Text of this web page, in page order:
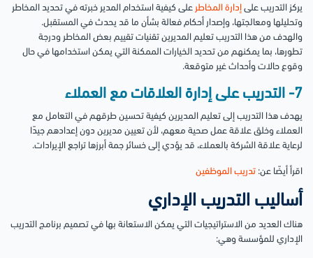
يركز التدريب على إدارة المخاطر على كيفية استخدام المدير خبرته في تحديد المخاطر
وتحليلها ومعالجتها، وإصدار أحكام فعالة بشأن ما قد يحدث في المستقبل.
والهدف من هذا التدريب تعليم المديرين تقنيات تقييم بعض المخاطر ودرجة
تطورها، بما يمكنهم من تحديد الخيارات الممكنة التي يمكن استخدامها في حال
وقوع حالات وأحداث غير متوقعة.
7- التدريب على إدارة العلاقات مع العملاء
يهدف هذا التدريب إلى تعليم المديرين كيفية تحسين طرقهم في التعامل مع
العملاء وخلق علاقة عمل صحية معهم، لأن تعيين مديرين دون إعدادهم جيدًا
لرعاية علاقة الشركة بالعملاء، قد يؤدي إلى خسائر جمة أبرزها تراجع الإيرادات.
اقرأ أيضًا عن: تدريب الموظفين
أساليب التدريب الإداري
هناك العديد من الاستراتيجيات التي يمكن الاستعانة بها في تصميم برنامج التدريب
الإداري للمؤسسة وهي: